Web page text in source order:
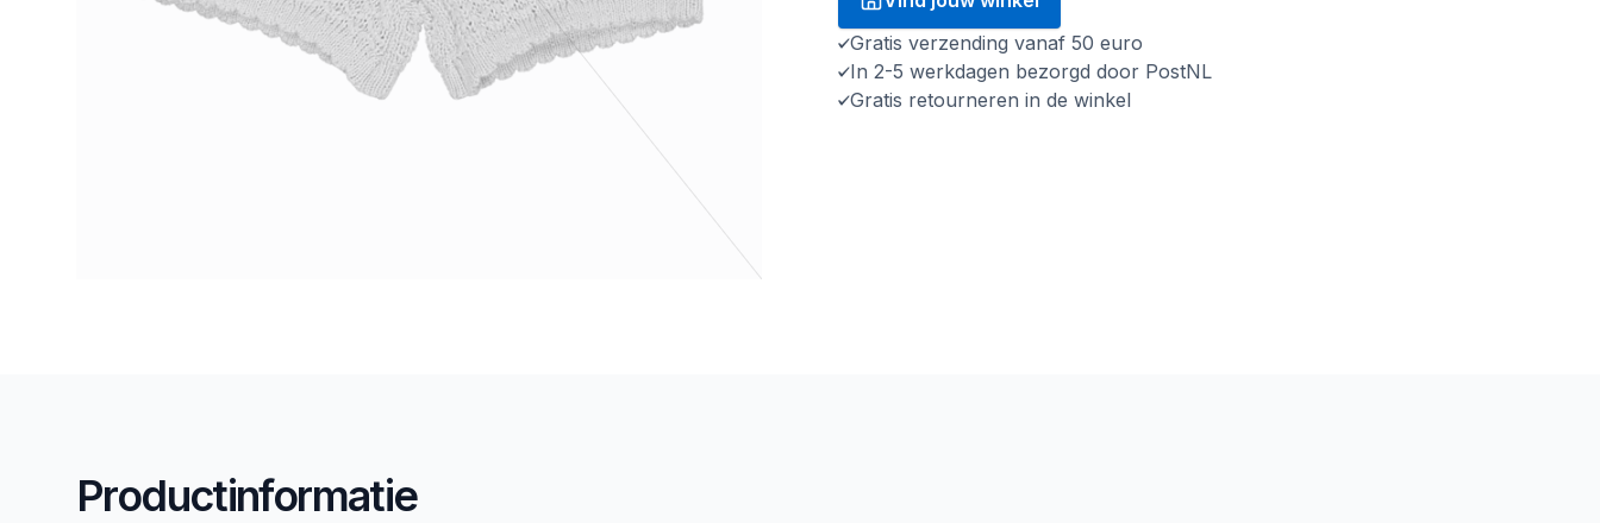
Gratis verzending vanaf 50 euro
In 2-5 werkdagen bezorgd door PostNL
Gratis retourneren in de winkel
Productinformatie